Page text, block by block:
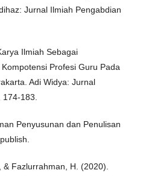
Jurnal Ilmiah Pengabdian
Ilmiah Sebagai
Profesi Guru Pada
Adi Widya: Jurnal
183.
Penyusunan dan Penulisan
& Fazlurrahman, H. (2020).